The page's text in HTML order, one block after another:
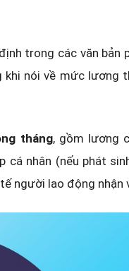
trong các văn bản
nói về mức lương
tháng, gồm lương
nhân (nếu phát
người lao động nhận